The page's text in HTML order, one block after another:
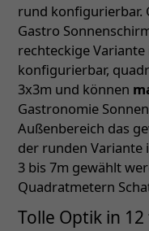
rund konfigurierbar.
Gastro
rechteckige
konfigurierbar,
3x3m und können
Gastronomie
Außenbereich das
der runden Variante
3 bis 7m gewählt
Quadratmetern
Tolle Optik in